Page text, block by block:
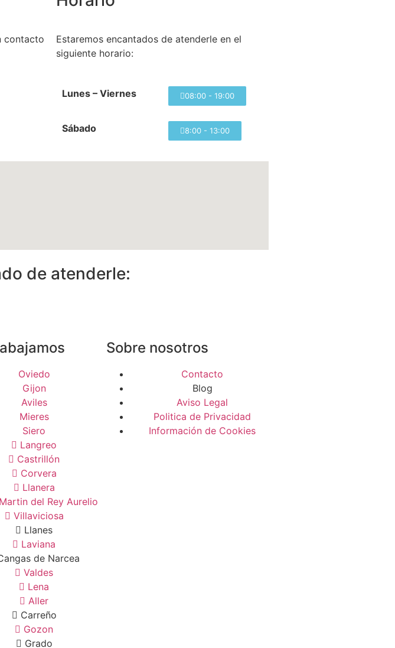
contacto
Estaremos encantados de atenderle en el
siguiente horario:
Lunes – Viernes 08:00 - 19:00
Sábado 8:00 - 13:00
de atenderle:
Oviedo
Gijon
Aviles
Mieres
Siero
Langreo
Castrillón
Corvera
Llanera
del Rey Aurelio
Villaviciosa
Llanes
Laviana
de Narcea
Valdes
Lena
Aller
Carreño
Gozon
Grado
Sobre nosotros
Contacto
Blog
Aviso Legal
Politica de Privacidad
Información de Cookies